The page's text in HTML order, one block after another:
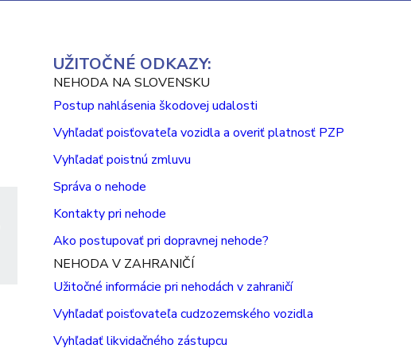
UŽITOČNÉ ODKAZY:
NEHODA NA SLOVENSKU
Postup nahlásenia škodovej udalosti
Vyhľadať poisťovateľa vozidla a overiť platnosť PZP
Vyhľadať poistnú zmluvu
Správa o nehode
Kontakty pri nehode
Ako postupovať pri dopravnej nehode?
NEHODA V ZAHRANIČÍ
Užitočné informácie pri nehodách v zahraničí
Vyhľadať poisťovateľa cudzozemského vozidla
Vyhľadať likvidačného zástupcu